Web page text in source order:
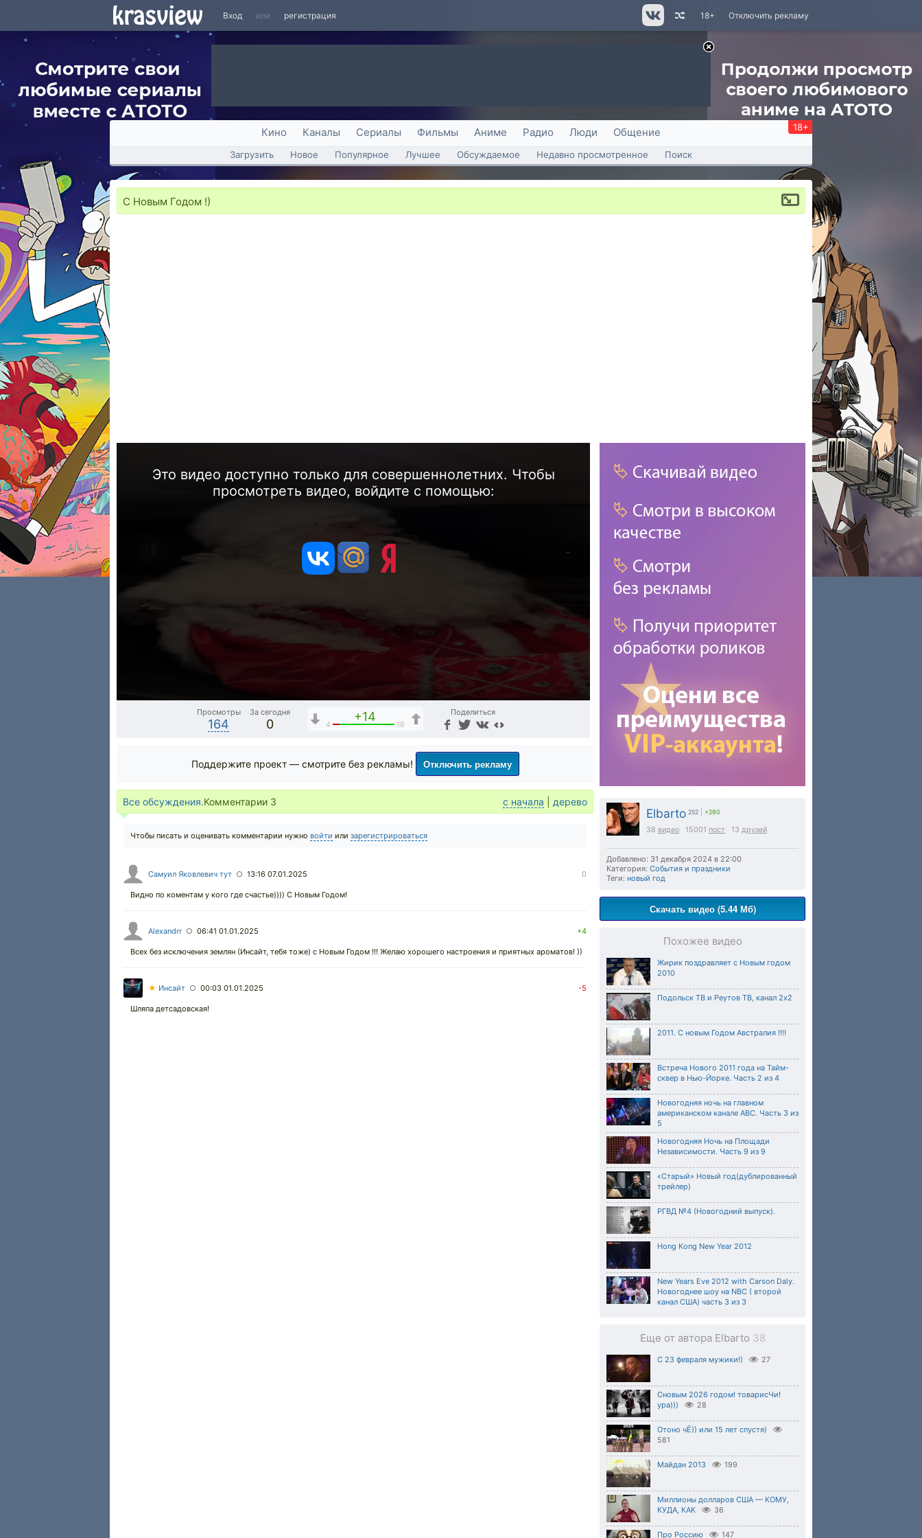
Вход или регистрация Отключить рекламу
18+
Кино Каналы Сериалы Фильмы Аниме Радио Люди Общение 18+
Загрузить Новое Популярное Лучшее Обсуждаемое Недавно просмотренное Поиск
С Новым Годом !)
Это видео доступно только для совершеннолетних. Чтобы
просмотреть видео, войдите с помощью:
Просмотры
164
За сегодня
0
+14
4 18
Поделиться
Elbarto 252 +290
38 видео 15001 пост 13 друзей
Добавлено: 31 декабря 2024 в 22:00
Категория: События и праздники
Теги: новый год
Скачать видео (5.44 Мб)
Похожее видео
Жирик поздравляет с Новым годом
2010
Подольск ТВ и Реутов ТВ, канал 2х2
2011. С новым Годом Австралия !!!!
Встреча Нового 2011 года на Тайм-
сквер в Нью-Йорке. Часть 2 из 4
Новогодняя ночь на главном
американском канале ABC. Часть 3 из
5
Новогодняя Ночь на Площади
Независимости. Часть 9 из 9
«Старый» Новый год(дублированный
трейлер)
РГВД №4 (Новогодний выпуск).
Hong Kong New Year 2012
New Years Eve 2012 with Carson Daly.
Новогоднее шоу на NBC ( второй
канал США) часть 3 из 3
Еще от автора Elbarto 38
С 23 февраля мужики!) 27
Сновым 2026 годом! товарисЧи!
ура)))
28
Отоно чЁ)) или 15 лет спустя)
581
Майдан 2013 199
Миллионы долларов США — КОМУ,
КУДА, КАК
36
Про Россию 147
Поддержите проект — смотрите без рекламы! Отключить рекламу
Все обсуждения.Комментарии 3 с начала дерево
Чтобы писать и оценивать комментарии нужно войти или зарегистрироваться
Самуил Яковлевич тут ○ 13:16 07.01.2025 0
Видно по коментам у кого где счастье)))) С Новым Годом!
Alexandrr ○ 06:41 01.01.2025 +4
Всех без исключения землян (Инсайт, тебя тоже) с Новым Годом !!! Желаю хорошего настроения и приятных ароматов! ))
★ Инсайт ○ 00:03 01.01.2025 -5
Шляпа детсадовская!